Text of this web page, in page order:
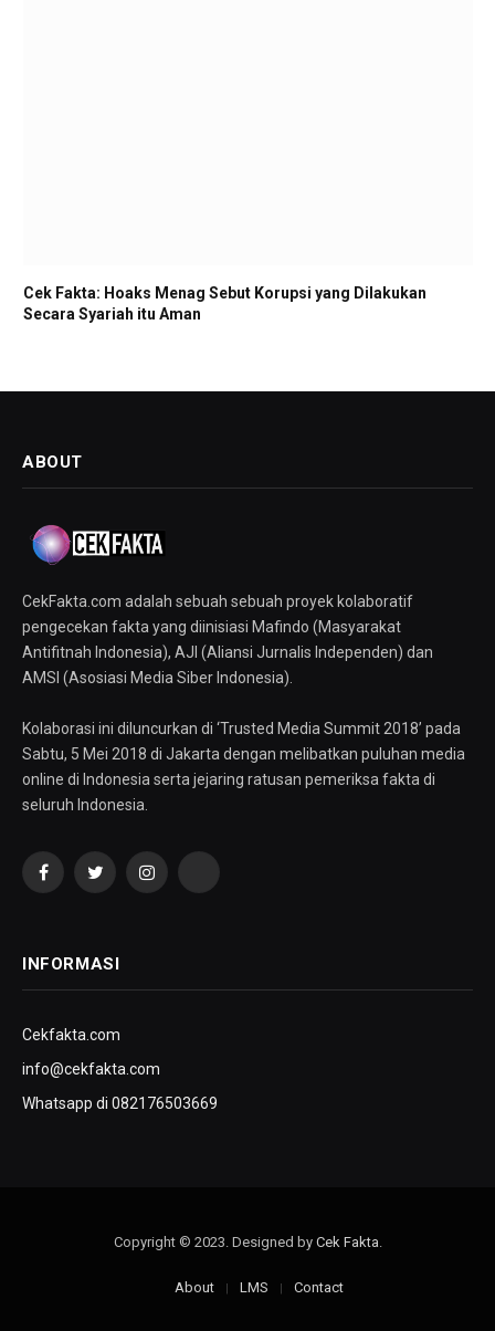
Cek Fakta: Hoaks Menag Sebut Korupsi yang Dilakukan
Secara Syariah itu Aman
ABOUT
CekFakta.com adalah sebuah sebuah proyek kolaboratif
pengecekan fakta yang diinisiasi Mafindo (Masyarakat
Antifitnah Indonesia), AJI (Aliansi Jurnalis Independen) dan
AMSI (Asosiasi Media Siber Indonesia).
Kolaborasi ini diluncurkan di ‘Trusted Media Summit 2018’ pada
Sabtu, 5 Mei 2018 di Jakarta dengan melibatkan puluhan media
online di Indonesia serta jejaring ratusan pemeriksa fakta di
seluruh Indonesia.
FacebookTwitterInstagramYouTube
INFORMASI
Cekfakta.com
info@cekfakta.com
Whatsapp di 082176503669
Copyright © 2023. Designed by Cek Fakta
About LMS Contact